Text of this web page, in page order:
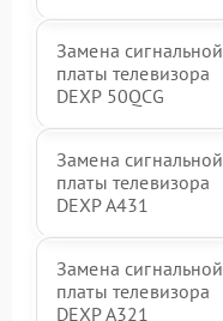
Замена сигнальной
платы телевизора
DEXP 50QCG
Замена сигнальной
платы телевизора
DEXP A431
Замена сигнальной
платы телевизора
DEXP A321